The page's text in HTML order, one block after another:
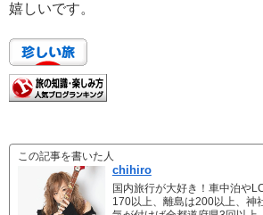
嬉しいです。
この記事を書いた人
chihiro
国内旅行が大好き！車中泊や
170以上、離島は200以上、神